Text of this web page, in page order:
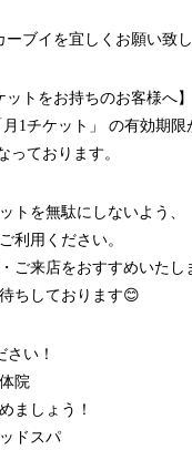
ーブイを宜しくお願い致
ットをお持ちのお客様へ】
1チケット」 の有効期限
っております。
トを無駄にしないよう、
利用ください。
ご来店をおすすめいたし
ちしております😊
い！
院
ましょう！
ドスパ